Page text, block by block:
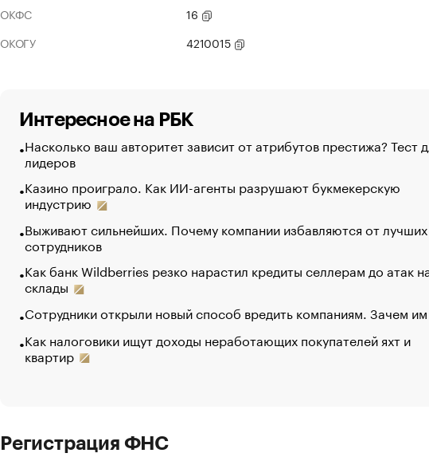
ОКФС
16
ОКОГУ
4210015
Интересное на РБК
Насколько ваш авторитет зависит от атрибутов престижа? Тест
лидеров
Казино проиграло. Как ИИ-агенты разрушают букмекерскую
индустрию
Выживают сильнейших. Почему компании избавляются от лучших
сотрудников
Как банк Wildberries резко нарастил кредиты селлерам до атак
склады
Сотрудники открыли новый способ вредить компаниям. Зачем
Как налоговики ищут доходы неработающих покупателей яхт и
квартир
Регистрация ФНС